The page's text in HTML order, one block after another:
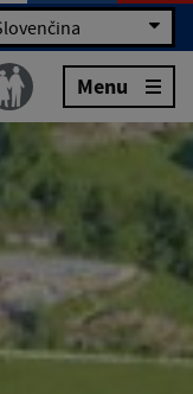
Menu